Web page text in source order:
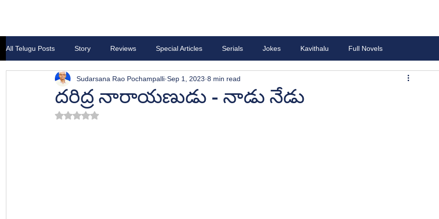
All Telugu Posts Story Reviews Special Articles Serials Jokes Kavithalu Full Novels
దరిద్ర నారాయణుడు - నాడు నేడు
Sudarsana Rao Pochampalli Sep 1, 2023 8 min read
Rated NaN out of 5 stars.